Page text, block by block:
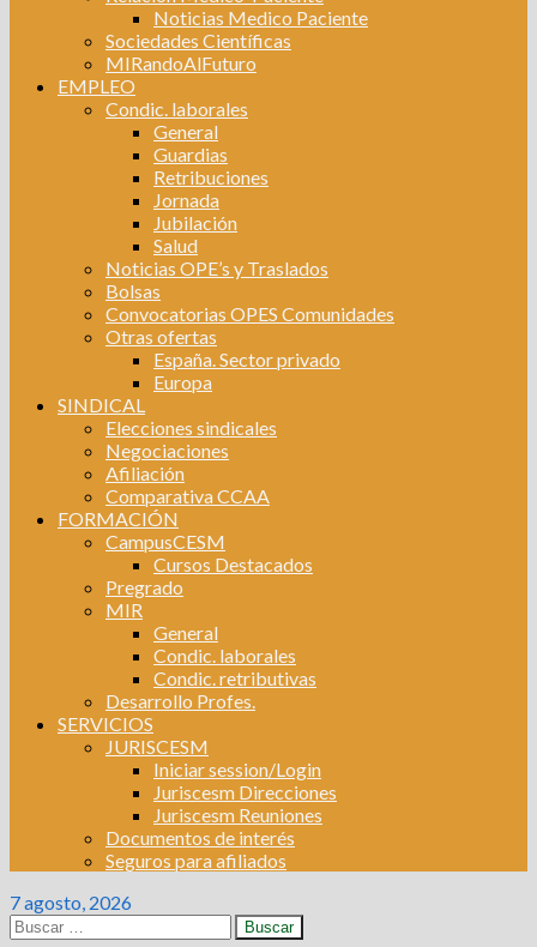
Noticias Medico Paciente
Sociedades Científicas
MIRandoAlFuturo
EMPLEO
Condic. laborales
General
Guardias
Retribuciones
Jornada
Jubilación
Salud
Noticias OPE’s y Traslados
Bolsas
Convocatorias OPES Comunidades
Otras ofertas
España. Sector privado
Europa
SINDICAL
Elecciones sindicales
Negociaciones
Afiliación
Comparativa CCAA
FORMACIÓN
CampusCESM
Cursos Destacados
Pregrado
MIR
General
Condic. laborales
Condic. retributivas
Desarrollo Profes.
SERVICIOS
JURISCESM
Iniciar session/Login
Juriscesm Direcciones
Juriscesm Reuniones
Documentos de interés
Seguros para afiliados
7 agosto, 2026
Buscar: